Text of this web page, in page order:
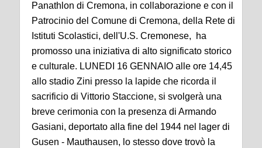
Panathlon di Cremona, in collaborazione e con il
Patrocinio del Comune di Cremona, della Rete di
Istituti Scolastici, dell'U.S. Cremonese, ha
promosso una iniziativa di alto significato storico
e culturale. LUNEDI 16 GENNAIO alle ore 14,45
allo stadio Zini presso la lapide che ricorda il
sacrificio di Vittorio Staccione, si svolgerà una
breve cerimonia con la presenza di Armando
Gasiani, deportato alla fine del 1944 nel lager di
Gusen - Mauthausen, lo stesso dove trovò la